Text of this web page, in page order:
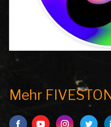
Mehr